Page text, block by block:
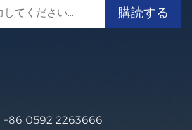
+86 0592 2263666